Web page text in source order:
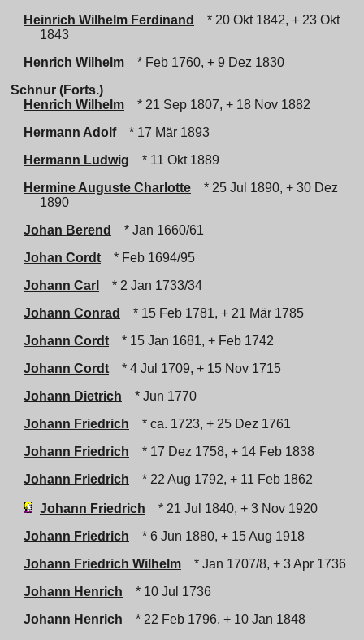
Heinrich Wilhelm Ferdinand
* 20 Okt 1842, + 23 Okt
1843
Henrich Wilhelm
* Feb 1760, + 9 Dez 1830
Schnur (Forts.)
Henrich Wilhelm
* 21 Sep 1807, + 18 Nov 1882
Hermann Adolf
* 17 Mär 1893
Hermann Ludwig
* 11 Okt 1889
Hermine Auguste Charlotte
* 25 Jul 1890, + 30 Dez
1890
Johan Berend
* Jan 1660/61
Johan Cordt
* Feb 1694/95
Johann Carl
* 2 Jan 1733/34
Johann Conrad
* 15 Feb 1781, + 21 Mär 1785
Johann Cordt
* 15 Jan 1681, + Feb 1742
Johann Cordt
* 4 Jul 1709, + 15 Nov 1715
Johann Dietrich
* Jun 1770
Johann Friedrich
* ca. 1723, + 25 Dez 1761
Johann Friedrich
* 17 Dez 1758, + 14 Feb 1838
Johann Friedrich
* 22 Aug 1792, + 11 Feb 1862
Johann Friedrich
* 21 Jul 1840, + 3 Nov 1920
Johann Friedrich
* 6 Jun 1880, + 15 Aug 1918
Johann Friedrich Wilhelm
* Jan 1707/8, + 3 Apr 1736
Johann Henrich
* 10 Jul 1736
Johann Henrich
* 22 Feb 1796, + 10 Jan 1848